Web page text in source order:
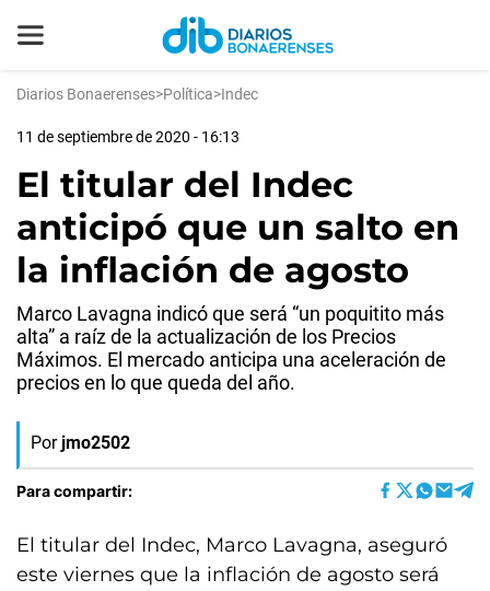
Diarios Bonaerenses>Política>Indec
11 de septiembre de 2020 - 16:13
El titular del Indec
anticipó que un salto en
la inflación de agosto
Marco Lavagna indicó que será “un poquitito más
alta” a raíz de la actualización de los Precios
Máximos. El mercado anticipa una aceleración de
precios en lo que queda del año.
Por jmo2502
Para compartir:
El titular del Indec, Marco Lavagna, aseguró
este viernes que la inflación de agosto será